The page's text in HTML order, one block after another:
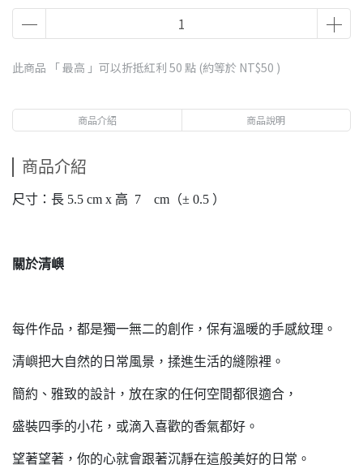
此商品 「 最高 」可以折抵紅利 50 點 (約等於 NT$50 )
商品介紹 商品說明
商品介紹
尺寸：長 5.5 cm x 高 7 cm（± 0.5 ）
關於清嶼
每件作品，都是獨一無二的創作，保有溫暖的手感紋理。
清嶼把大自然的日常風景，揉進生活的縫隙裡。
簡約、雅致的設計，放在家的任何空間都很適合，
盛裝四季的小花，或滴入喜歡的香氣都好。
望著望著，你的心就會跟著沉靜在這般美好的日常。